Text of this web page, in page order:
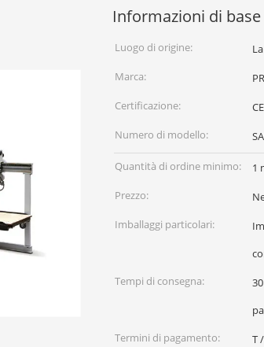
Informazioni di base
Luogo di origine:
Marca:
Certificazione:
CE
Numero di modello:
Quantità di ordine minimo:
1
Prezzo:
Imballaggi particolari:
Tempi di consegna:
Termini di pagamento:
T